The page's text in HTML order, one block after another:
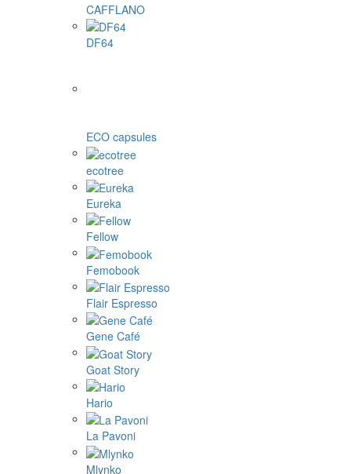
CAFFLANO
DF64
ECO capsules
ecotree
Eureka
Fellow
Femobook
Flair Espresso
Gene Café
Goat Story
Hario
La Pavoni
Mlynko